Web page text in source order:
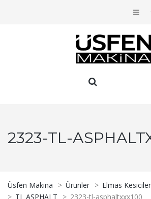
2323-TL-
Üsfen Makina > Ürünler > Elmas
> TL ASPHALT > 2323-tl-asphaltxxx100